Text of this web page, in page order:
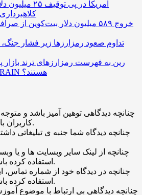
آمریکا در پی
خروج ۵۸۹ میلیون دلار بیت‌کوین از
تداوم صعود رمزارزها زیر فشار
رین به فهرست رمزارزهای ترند
پشت صعود قیمت RAIN هستند؟
کاربران باشد تایید نخواهد شد.
استفاده کرده باشید تایید نخواهد شد.
استفاده کرده باشید تایید نخواهد شد.
چنانچه دیدگاهی بی ارتباط با موضوع